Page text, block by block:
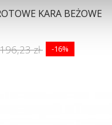
KARA BEŻOWE
zł -16%